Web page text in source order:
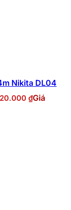
Nikita DL04
₫Giá